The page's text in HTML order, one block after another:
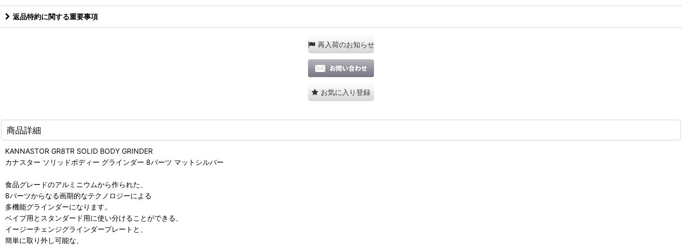
返品特約に関する重要事項
再入荷のお知らせ
お気に入り登録
商品詳細
KANNASTOR GR8TR SOLID BODY GRINDER
カナスター ソリッドボディー グラインダー 8パーツ マットシルバー
食品グレードのアルミニウムから作られた、
8パーツからなる画期的なテクノロジーによる
多機能グラインダーになります。
ベイプ用とスタンダード用に使い分けることができる、
イージーチェンジグラインダープレートと、
簡単に取り外し可能な、